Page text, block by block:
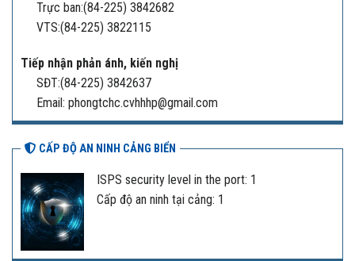
Trực ban:(84-225) 3842682
VTS:(84-225) 3822115
Tiếp nhận phản ánh, kiến nghị
SĐT:(84-225) 3842637
Email: phongtchc.cvhhhp@gmail.com
CẤP ĐỘ AN NINH CẢNG BIỂN
ISPS security level in the port: 1
Cấp độ an ninh tại cảng: 1